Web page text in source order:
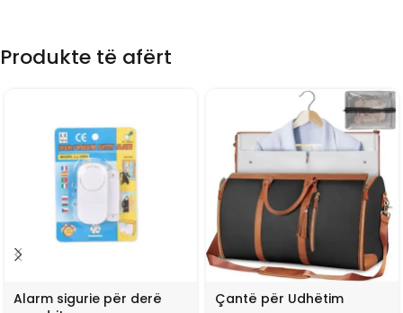
Produkte të afërt
Alarm sigurie për derë
Çantë për Udhëtim